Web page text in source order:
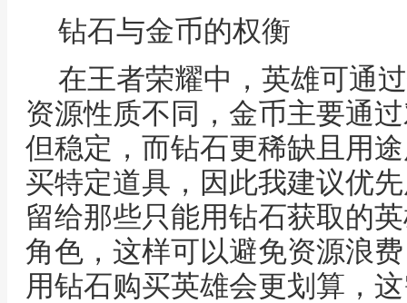
钻石与金币的权衡
在王者荣耀中，英雄可通
资源性质不同，金币主要通
但稳定，而钻石更稀缺且用
买特定道具，因此我建议优
留给那些只能用钻石获取的
角色，这样可以避免资源浪
用钻石购买英雄会更划算，